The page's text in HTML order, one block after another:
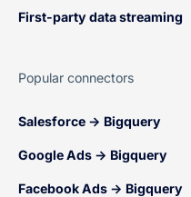
First-party data streaming
Popular connectors
Salesforce → Bigquery
Google Ads → Bigquery
Facebook Ads → Bigquery